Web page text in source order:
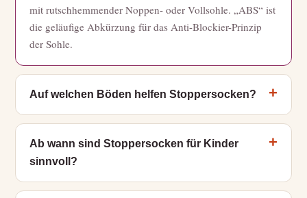
mit rutschhemmender Noppen- oder Vollsohle. „ABS“ ist
die geläufige Abkürzung für das Anti-Blockier-Prinzip
der Sohle.
Auf welchen Böden helfen Stoppersocken?
Ab wann sind Stoppersocken für Kinder
sinnvoll?